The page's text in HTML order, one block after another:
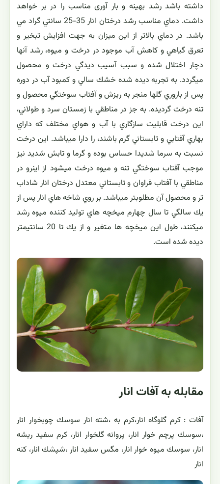
داشته باشد رشد بهینه و بار آوری مناسب را در بر خواهد
داشت. دماي مناسب رشد درختان انار 35-25 سانتي گراد مي
باشد. در دماي بالاتر از اين ميزان به جهت افزايش تبخير و
تعرق گياهي و كاهش آب موجود در درخت و ميوه، رشد آنها
دچار اختلال شده و سبب آسيب ديدگي درخت و محصول
ميگردد. به تجربه ديده شده خشك سالي و كمبود آب در دوره
پس از باروري گلها منجر به ريزش و آفتاب سوختگي محصول و
تنه درخت گرديده. به جز در مناطقي با زمستان سرد و طولاني،
اين درخت قابليت سازگاري با آب و هواي مختلف كه داراي
بهاري آفتابي و تابستاني گرم باشند، را دارا ميباشد. اين درخت
نسبت به سرما شديدا حساس بوده و گرما و تابش شديد نيز
موجب آفتاب سوختگي تنه و ميوه درخت ميشود از اينرو در
مناطقي با آفتاب فراوان و تابستاني معتدل درختان انار شاداب
تر و محصول آن مطلوبتر ميباشد. بر روي شاخه هاي انار پس از
يك سالگي تا سال چهارم ميخچه هاي توليد كننده ميوه رشد
ميكنند، طول اين ميخچه ها متغير و از يك تا 20 سانتيمتر
ديده شده است.
مقابله به آفات انار
آفات : كرم گلوگاه انار،كرم به ،شته انار سوسك چوبخوار انار
،سوسك پرچم خوار انار، پروانه گلخوار انار، كرم سفيد ريشه
انار، سوسك ميوه خوار انار، مگس سفيد انار ،شپشك انار، كنه
انار